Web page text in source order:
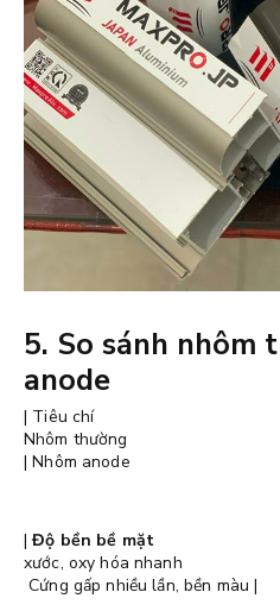
5. So sánh nhôm
anode
| Tiêu
Nhôm
| Nhôm anode
|Độ bền
xước, oxy
Cứng gấp nhiều lần, bền màu |